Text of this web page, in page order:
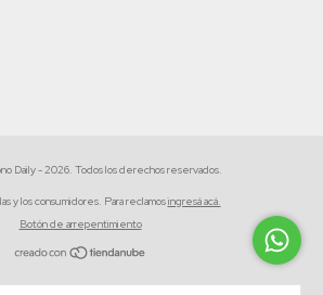
Daily - 2026. Todos los derechos reservados.
y los consumidores. Para reclamosingresá acá.
Botón de arrepentimiento